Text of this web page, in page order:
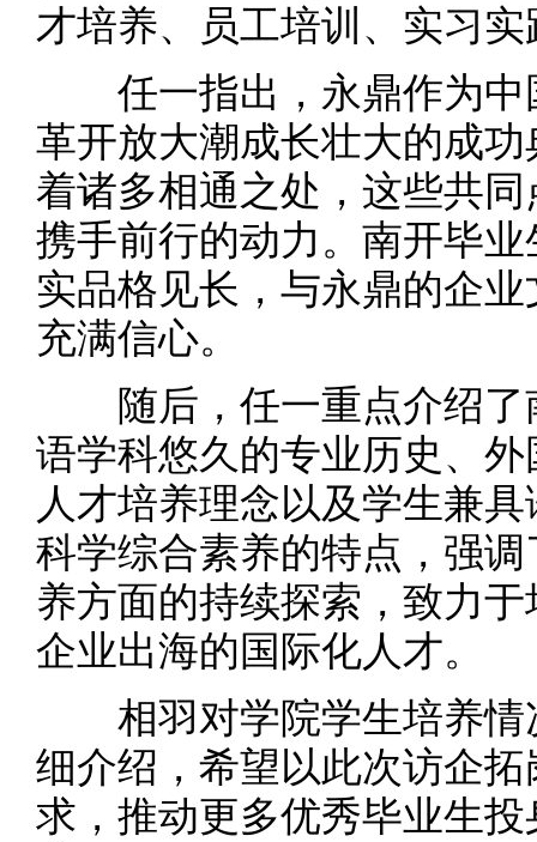
才培养、员工培训、实习
任一指出，永鼎作为中
革开放大潮成长壮大的成
着诸多相通之处，这些共
携手前行的动力。南开毕
实品格见长，与永鼎的企
充满信心。
随后，任一重点介绍了
语学科悠久的专业历史、
人才培养理念以及学生兼
科学综合素养的特点，强
养方面的持续探索，致力
企业出海的国际化人才。
相羽对学院学生培养情
细介绍，希望以此次访企
求，推动更多优秀毕业生